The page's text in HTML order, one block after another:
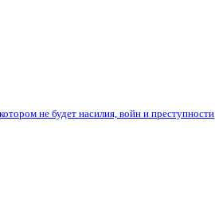
не будет насилия, войн и преступности